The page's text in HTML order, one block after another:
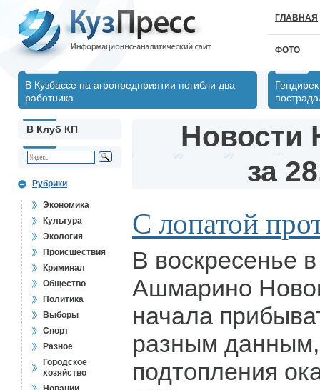
ГЛАВНАЯ
ФОТО
В Кузбассе на агропредприятии погибли два
работника
В Клуб КП
Рубрики
Экономика
Культура
Экология
Происшествия
Криминал
Общество
Политика
Выборы
Спорт
Разное
Городское
хозяйство
Новости
за
С лопатой
В воскресенье
Ашмарино
начала
разным
подтопления